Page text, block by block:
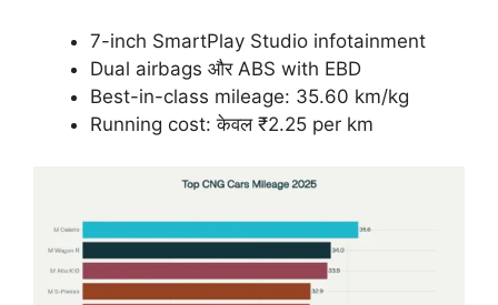
7-inch SmartPlay Studio infotainment
Dual airbags और ABS with EBD
Best-in-class mileage: 35.60 km/kg
Running cost: केवल ₹2.25 per km